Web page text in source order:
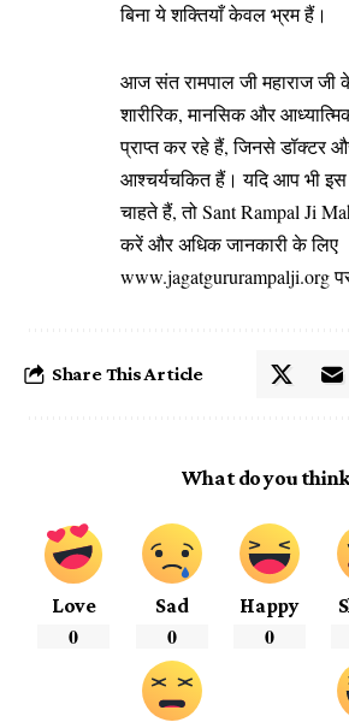
बिना ये शक्तियाँ केवल भ्रम हैं।
आज संत रामपाल जी महाराज जी
शारीरिक, मानसिक और
प्राप्त कर रहे हैं, जिनसे डॉक्टर
आश्चर्यचकित हैं। यदि आप भी इस
चाहते हैं, तो Sant Rampal Ji
करें और अधिक जानकारी के लिए
www.jagatgururampalji.org
Share This Article
What do you
Love
0
Sad
0
Happy
0